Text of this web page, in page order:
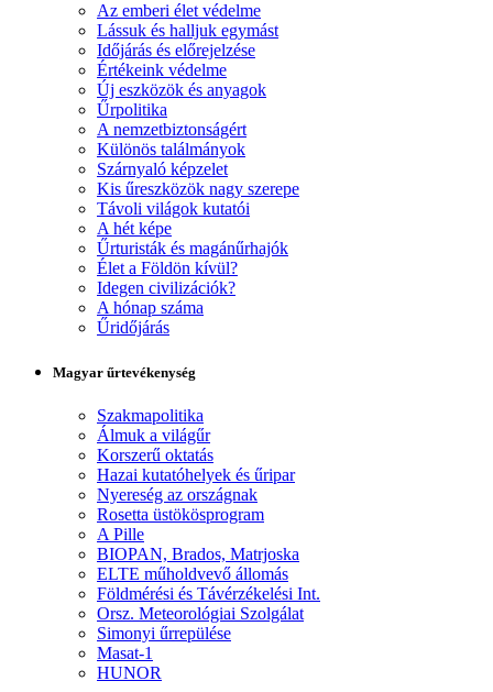
Az emberi élet védelme
Lássuk és halljuk egymást
Időjárás és előrejelzése
Értékeink védelme
Új eszközök és anyagok
Űrpolitika
A nemzetbiztonságért
Különös találmányok
Szárnyaló képzelet
Kis űreszközök nagy szerepe
Távoli világok kutatói
A hét képe
Űrturisták és magánűrhajók
Élet a Földön kívül?
Idegen civilizációk?
A hónap száma
Űridőjárás
Magyar űrtevékenység
Szakmapolitika
Álmuk a világűr
Korszerű oktatás
Hazai kutatóhelyek és űripar
Nyereség az országnak
Rosetta üstökösprogram
A Pille
BIOPAN, Brados, Matrjoska
ELTE műholdvevő állomás
Földmérési és Távérzékelési Int.
Orsz. Meteorológiai Szolgálat
Simonyi űrrepülése
Masat-1
HUNOR